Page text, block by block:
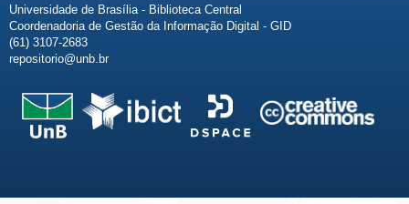
Universidade de Brasília - Biblioteca Central
Coordenadoria de Gestão da Informação Digital - GID
(61) 3107-2683
repositorio@unb.br